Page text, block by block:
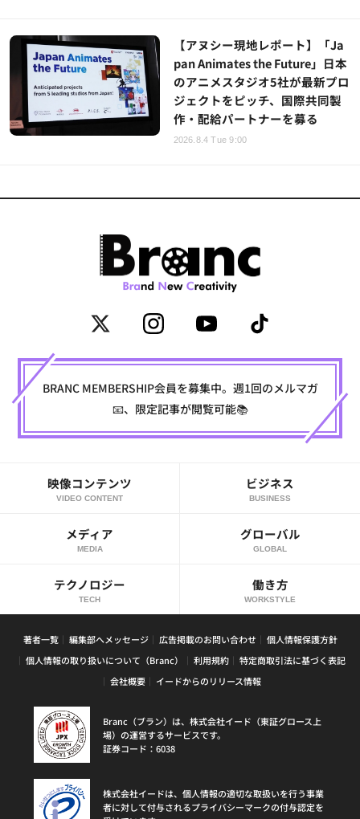
【アヌシー現地レポート】「Ja
pan Animates the Future」日本
のアニメスタジオ5社が最新プロ
ジェクトをピッチ、国際共同製
作・配給パートナーを募る
2026.8.4 Tue 9:00
BRANC MEMBERSHIP会員を募集中。週1回のメルマガ
📧、限定記事が閲覧可能📚
映像コンテンツ
VIDEO CONTENT
ビジネス
BUSINESS
メディア
MEDIA
グローバル
GLOBAL
テクノロジー
TECH
働き方
WORKSTYLE
著者一覧 編集部へメッセージ 広告掲載のお問い合わせ
個人情報保護方針
個人情報の取り扱いについて（Branc）
利用規約
特定商取引法に基づく表記
会社概要
イードからのリリース情報
Branc（ブラン）は、株式会社イード（東証グロース上
場）の運営するサービスです。
証券コード：6038
株式会社イードは、個人情報の適切な取扱いを行う事業
者に対して付与されるプライバシーマークの付与認定を